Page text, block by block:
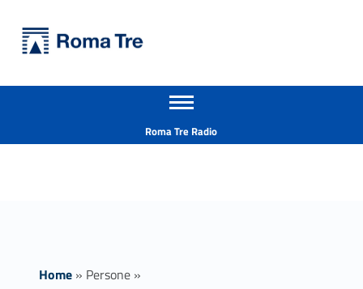
Prof. ALDO FIORI ricerca - Università Roma Tre
Apri il menu secondario
Roma Tre Radio
Home» Persone»